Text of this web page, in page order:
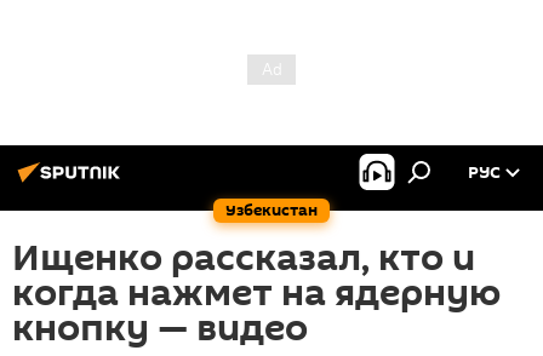
Узбекистан
РУС
Ищенко рассказал, кто и
когда нажмет на ядерную
кнопку — видео